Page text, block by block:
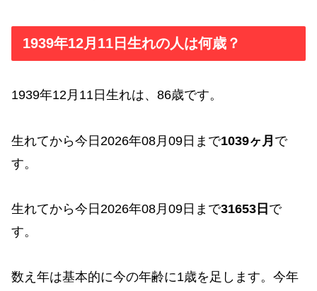
1939年12月11日生れの人は何歳？
1939年12月11日生れは、86歳です。
生れてから今日2026年08月09日まで1039ヶ月 で
す。
生れてから今日2026年08月09日まで31653日 で
す。
数え年は基本的に今の年齢に1歳を足します。今年